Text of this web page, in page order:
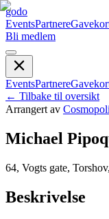
godo
EventsPartnere
Bli medlem
EventsPartnere
← Tilbake til oversikt
Arrangert av
Michael
64, Vogts gate,
Beskrivelse